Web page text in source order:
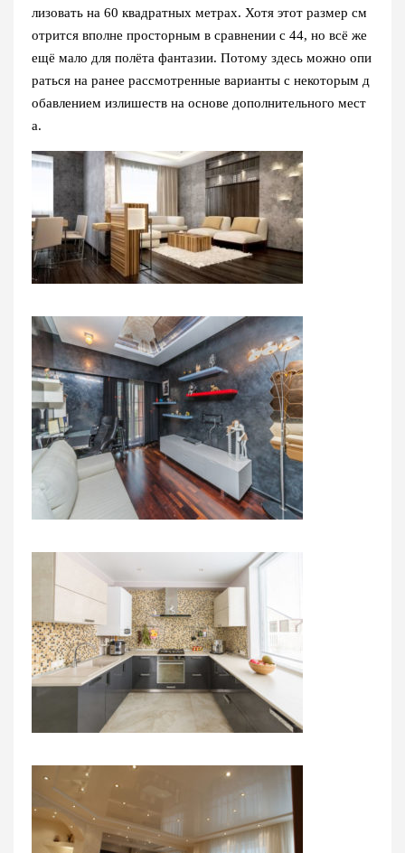
лизовать на 60 квадратных метрах. Хотя этот размер см
отрится вполне просторным в сравнении с 44, но всё же
ещё мало для полёта фантазии. Потому здесь можно опи
раться на ранее рассмотренные варианты с некоторым д
обавлением излишеств на основе дополнительного мест
а.